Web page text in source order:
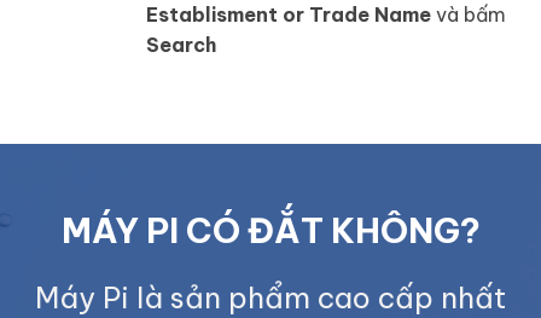
Establisment or Trade Namevà bấm
Search
MÁY PI CÓ ĐẮT KHÔNG?
Máy Pi là sản phẩm cao cấp nhất